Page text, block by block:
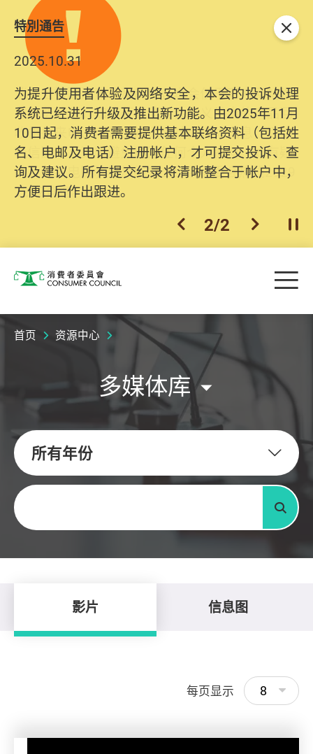
特別通告
2025.10.31
为提升使用者体验及网络安全，本会的投诉处理
系统已经进行升级及推出新功能。由2025年11月
10日起，消费者需要提供基本联络资料（包括姓
名、电邮及电话）注册帐户，才可提交投诉、查
询及建议。所有提交纪录将清晰整合于帐户中，
方便日后作出跟进。
上一个
2/2 下一个开
关闭
消费者委员会 目
首页 资源中心
多媒体库
所有年份
关键字
搜寻
影片 信息图
每页显示 8